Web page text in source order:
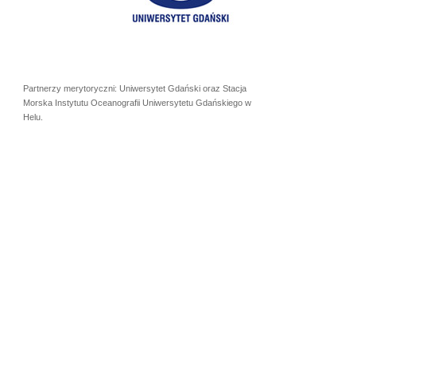
Partnerzy merytoryczni: Uniwersytet Gdański oraz Stacja
Morska Instytutu Oceanografii Uniwersytetu Gdańskiego w
Helu.